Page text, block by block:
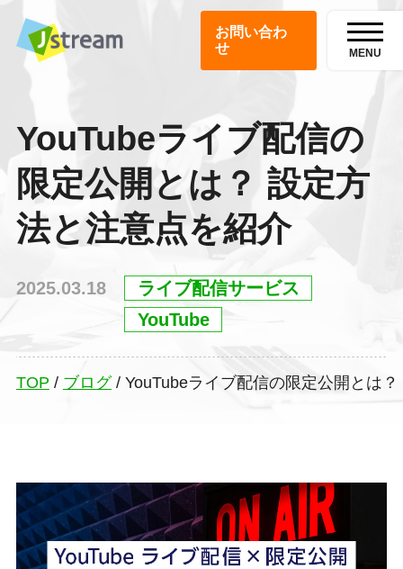
お問い合わ
せ
MENU
YouTubeライブ配信の
限定公開とは？ 設定方
法と注意点を紹介
2025.03.18
ライブ配信サービス
YouTube
TOP / ブログ/ YouTubeライブ配信の限定公開とは